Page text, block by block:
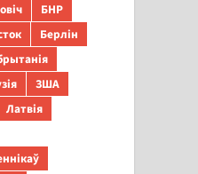
БНР
Берлін
ЗША
Латвія